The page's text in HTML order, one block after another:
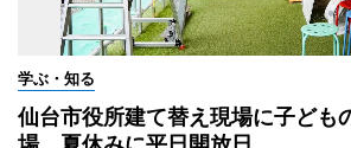
学ぶ・知る
仙台市役所建て替え現場に子ども